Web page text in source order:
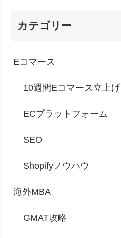
カテゴリー
Eコマース
10週間Eコマース立上げ
ECプラットフォーム
SEO
Shopifyノウハウ
海外MBA
GMAT攻略